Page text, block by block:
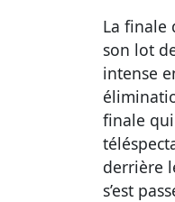
La finale
son lot
intense
finale
derrière
s’est